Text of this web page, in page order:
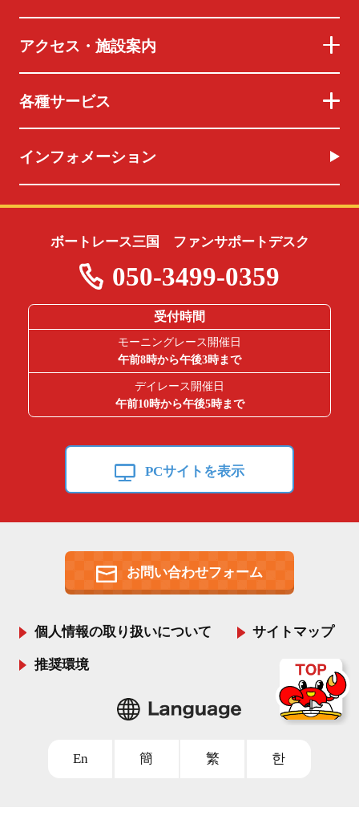
アクセス・施設案内
各種サービス
インフォメーション
ボートレース三国 ファンサポートデスク
050-3499-0359
受付時間
モーニングレース開催日
午前8時から午後3時まで
デイレース開催日
午前10時から午後5時まで
PCサイトを表示
お問い合わせフォーム
個人情報の取り扱いについて サイトマップ
推奨環境
En 簡 繁 한